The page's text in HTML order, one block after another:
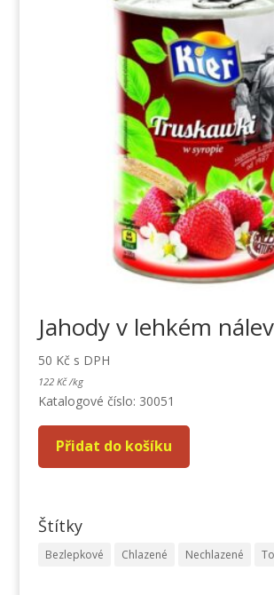
Jahody v lehkém
50 Kč s DPH
122 Kč /kg
Katalogové číslo: 30051
Přidat do košíku
Štítky
Bezlepkové Chlazené Nechlazené